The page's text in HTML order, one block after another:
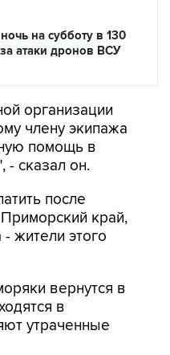
на субботу в 130
атаки дронов ВСУ
организации
члену экипажа
помощь в
- сказал он.
после
край,
жители этого
вернутся в
в
утраченные